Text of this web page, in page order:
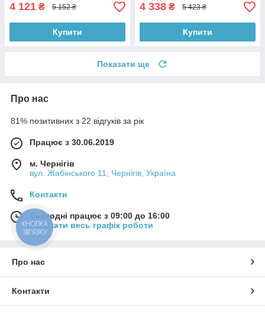
4 121 ₴ 5 152 ₴
Купити
4 338 ₴ 5 423 ₴
Купити
Показати ще
Про нас
81% позитивних з 22 відгуків за рік
Працює з 30.06.2019
м. Чернігів
вул. Жабінського 11, Чернігів, Україна
Контакти
Сьогодні працює з 09:00 до 16:00
Показати весь графік роботи
Про нас
Контакти
КНОПКА
ЗВ'ЯЗКУ